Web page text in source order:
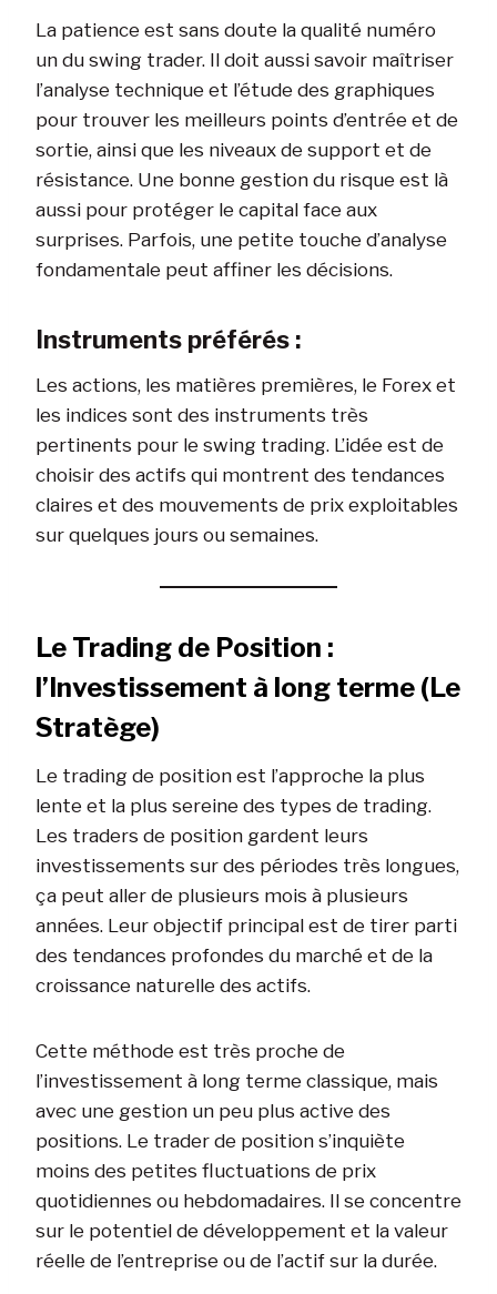
La patience est sans doute la qualité numéro
un du swing trader. Il doit aussi savoir maîtriser
l’analyse technique et l’étude des graphiques
pour trouver les meilleurs points d’entrée et de
sortie, ainsi que les niveaux de support et de
résistance. Une bonne gestion du risque est là
aussi pour protéger le capital face aux
surprises. Parfois, une petite touche d’analyse
fondamentale peut affiner les décisions.
Instruments préférés :
Les actions, les matières premières, le Forex et
les indices sont des instruments très
pertinents pour le swing trading. L’idée est de
choisir des actifs qui montrent des tendances
claires et des mouvements de prix exploitables
sur quelques jours ou semaines.
Le Trading de Position :
l’Investissement à long terme (Le
Stratège)
Le trading de position est l’approche la plus
lente et la plus sereine des types de trading.
Les traders de position gardent leurs
investissements sur des périodes très longues,
ça peut aller de plusieurs mois à plusieurs
années. Leur objectif principal est de tirer parti
des tendances profondes du marché et de la
croissance naturelle des actifs.
Cette méthode est très proche de
l’investissement à long terme classique, mais
avec une gestion un peu plus active des
positions. Le trader de position s’inquiète
moins des petites fluctuations de prix
quotidiennes ou hebdomadaires. Il se concentre
sur le potentiel de développement et la valeur
réelle de l’entreprise ou de l’actif sur la durée.